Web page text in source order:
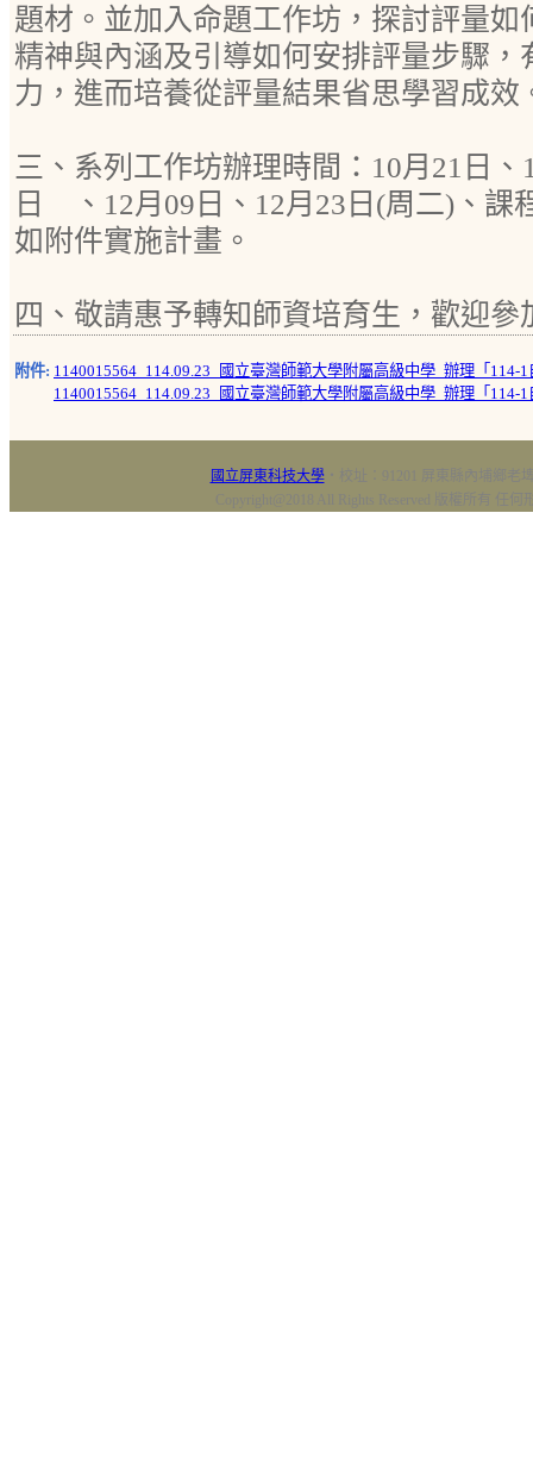
題材。並加入命題工作坊，探討評量
精神與內涵及引導如何安排評量步驟，
力，進而培養從評量結果省思學習成效
三、系列工作坊辦理時間：10月21日、
日 、12月09日、12月23日(周二)、課
如附件實施計畫。
四、敬請惠予轉知師資培育生，歡迎參
附件: 1140015564_114.09.23_國立臺灣師範大學附屬高級中學_辦理「
1140015564_114.09.23_國立臺灣師範大學附屬高級中學_辦理「
國立屏東科技大學‧校址：91201 屏東縣內埔鄉老